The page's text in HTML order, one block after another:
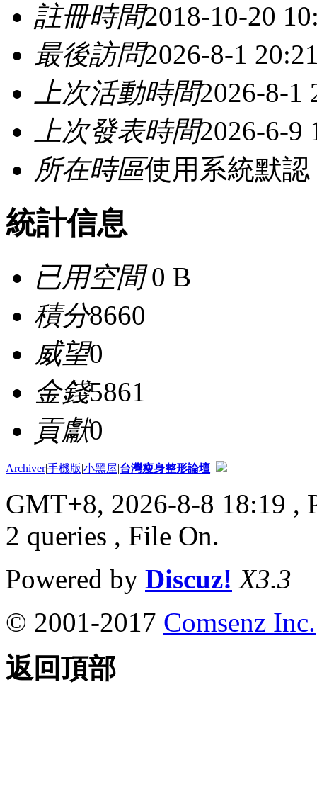
註冊時間2018-10-20
最後訪問2026-8-1
上次活動時間2026-8-1
上次發表時間2026-6-9
所在時區使用系統默認
統計信息
已用空間0 B
積分8660
威望0
金錢5861
貢獻0
Archiver|手機版|小黑屋|台灣瘦身整形論壇
GMT+8, 2026-8-8 18:19 ,
2 queries , File On.
Powered by Discuz! X3.3
© 2001-2017 Comsenz Inc.
返回頂部